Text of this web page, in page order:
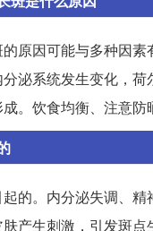
原因可能与多种因
泌系统发生变化，
。饮食均衡、注意防
的。内分泌失调、
产生刺激，引发斑